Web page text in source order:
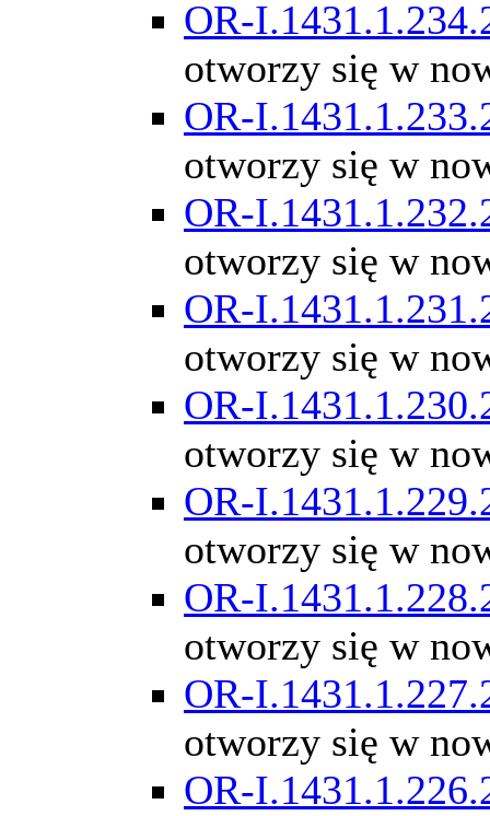
OR-
otworzy się w
OR-
otworzy się w
OR-
otworzy się w
OR-
otworzy się w
OR-
otworzy się w
OR-
otworzy się w
OR-
otworzy się w
OR-
otworzy się w
OR-